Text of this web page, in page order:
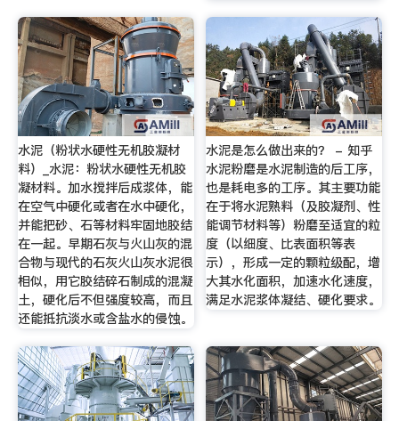
水泥（粉状水硬性无机胶凝材
料）_水泥：粉状水硬性无机胶
凝材料。加水搅拌后成浆体，能
在空气中硬化或者在水中硬化，
并能把砂、石等材料牢固地胶结
在一起。早期石灰与火山灰的混
合物与现代的石灰火山灰水泥很
相似，用它胶结碎石制成的混凝
土，硬化后不但强度较高，而且
还能抵抗淡水或含盐水的侵蚀。
水泥是怎么做出来的？ - 知乎
水泥粉磨是水泥制造的后工序，
也是耗电多的工序。其主要功能
在于将水泥熟料（及胶凝剂、性
能调节材料等）粉磨至适宜的粒
度（以细度、比表面积等表
示），形成一定的颗粒级配，增
大其水化面积，加速水化速度，
满足水泥浆体凝结、硬化要求。